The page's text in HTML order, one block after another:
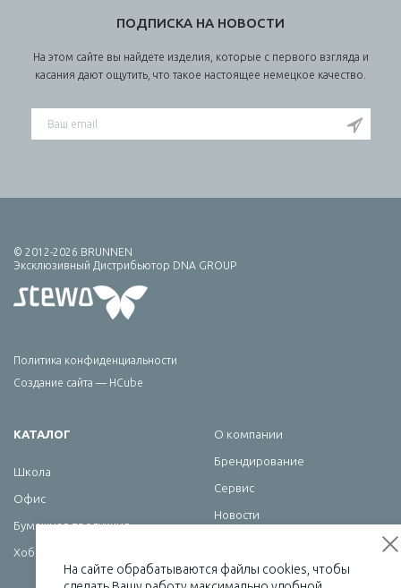
ПОДПИСКА НА НОВОСТИ
На этом сайте вы найдете изделия, которые с первого взгляда и
касания дают ощутить, что такое настоящее немецкое качество.
© 2012-2026 BRUNNEN
Эксклюзивный Дистрибьютор DNA GROUP
Политика конфиденциальности
Создание сайта — HCube
КАТАЛОГ
Школа
Офис
Бумажная продукция
Хобби
О компании
Брендирование
Сервис
Новости
На сайте обрабатываются файлы cookies, чтобы